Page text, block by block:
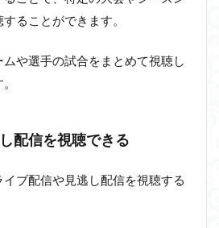
ることができます。
や選手の試合をまとめて視聴し
配信を視聴できる
ブ配信や見逃し配信を視聴する